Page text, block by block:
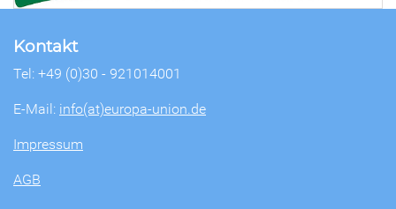
Kontakt
Tel: +49 (0)30 - 921014001
E-Mail: info(at)europa-union.de
Impressum
AGB